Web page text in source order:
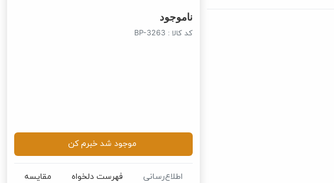
ناموجود
کد کالا : BP-3263
موجود شد خبرم کن
اطلاع‌رسانی فهرست دلخواه مقایسه